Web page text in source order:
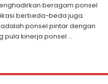
beragam ponsel
berbeda-beda juga.
ponsel pintar dengan
pula kinerja ponsel …